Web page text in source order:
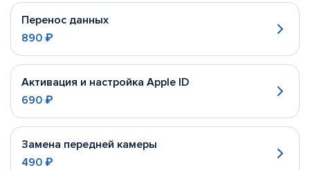
Перенос данных
890 ₽
Активация и настройка Apple ID
690 ₽
Замена передней камеры
490 ₽